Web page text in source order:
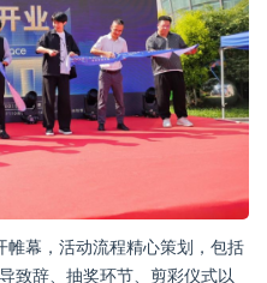
幕，活动流程精心策划，包括
致辞、抽奖环节、剪彩仪式以